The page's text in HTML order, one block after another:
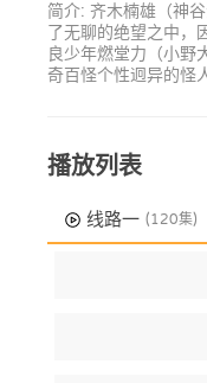
简介: 齐木楠雄（神
了无聊的绝望之中，
良少年燃堂力（小野
奇百怪个性迥异的怪
播放列表
线路一 (120集)